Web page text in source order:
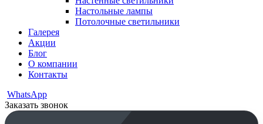
Настольные лампы
Потолочные светильники
Галерея
Акции
Блог
О компании
Контакты
WhatsApp
Заказать звонок